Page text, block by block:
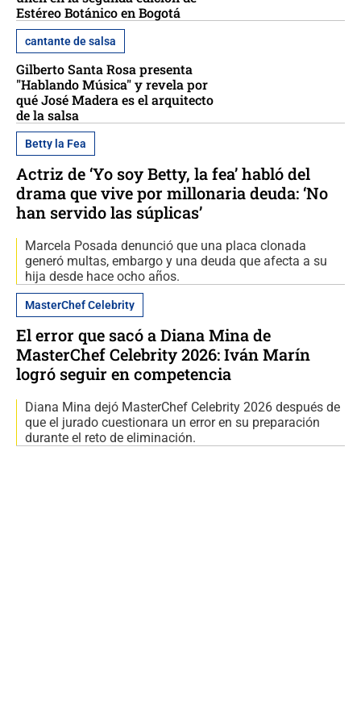
Estéreo Botánico en Bogotá
cantante de salsa
Gilberto Santa Rosa presenta
"Hablando Música" y revela por
qué José Madera es el arquitecto
de la salsa
Betty la Fea
Actriz de ‘Yo soy Betty, la fea’ habló del
drama que vive por millonaria deuda: ‘No
han servido las súplicas’
Marcela Posada denunció que una placa clonada
generó multas, embargo y una deuda que afecta a su
hija desde hace ocho años.
MasterChef Celebrity
El error que sacó a Diana Mina de
MasterChef Celebrity 2026: Iván Marín
logró seguir en competencia
Diana Mina dejó MasterChef Celebrity 2026 después de
que el jurado cuestionara un error en su preparación
durante el reto de eliminación.